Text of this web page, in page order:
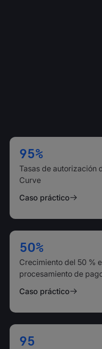
95%
Tasas de autorización
Curve
Caso práctico
50%
Crecimiento del 50 %
procesamiento de
Caso práctico
95